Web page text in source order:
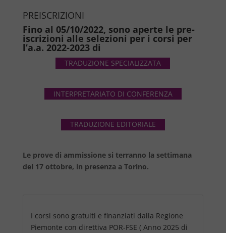
PREISCRIZIONI
Fino al 05/10/2022, sono aperte le pre-
iscrizioni alle selezioni per i corsi per
l’a.a. 2022-2023 di
TRADUZIONE SPECIALIZZATA
INTERPRETARIATO DI CONFERENZA
TRADUZIONE EDITORIALE
Le prove di ammissione si terranno la settimana
del 17 ottobre, in presenza a Torino.
I corsi sono gratuiti e finanziati dalla Regione
Piemonte con direttiva POR-FSE ( Anno 2025 di